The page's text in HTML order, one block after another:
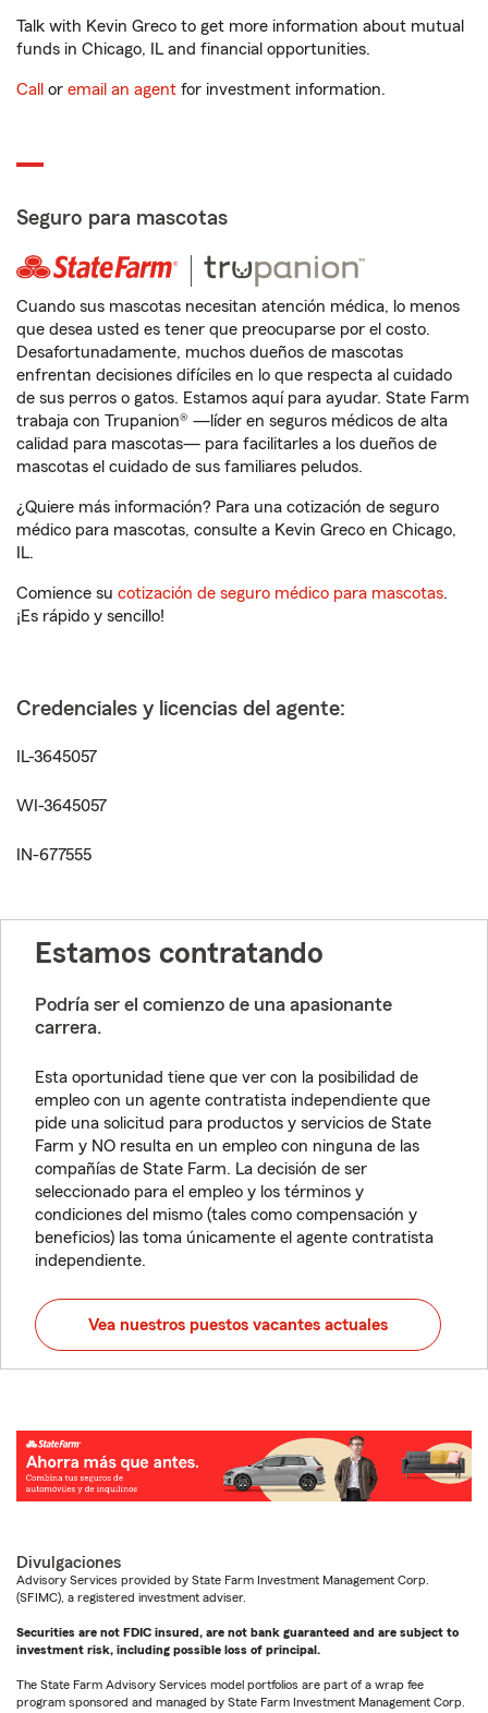
Talk with Kevin Greco to get more information about mutual
funds in Chicago, IL and financial opportunities.
Call or email an agent for investment information.
Seguro para mascotas
Cuando sus mascotas necesitan atención médica, lo menos
que desea usted es tener que preocuparse por el costo.
Desafortunadamente, muchos dueños de mascotas
enfrentan decisiones difíciles en lo que respecta al cuidado
de sus perros o gatos. Estamos aquí para ayudar. State Farm
trabaja con Trupanion® —líder en seguros médicos de alta
calidad para mascotas— para facilitarles a los dueños de
mascotas el cuidado de sus familiares peludos.
¿Quiere más información? Para una cotización de seguro
médico para mascotas, consulte a Kevin Greco en Chicago,
IL.
Comience su cotización de seguro médico para mascotas.
¡Es rápido y sencillo!
Credenciales y licencias del agente:
IL-3645057
WI-3645057
IN-677555
Estamos contratando
Podría ser el comienzo de una apasionante
carrera.
Esta oportunidad tiene que ver con la posibilidad de
empleo con un agente contratista independiente que
pide una solicitud para productos y servicios de State
Farm y NO resulta en un empleo con ninguna de las
compañías de State Farm. La decisión de ser
seleccionado para el empleo y los términos y
condiciones del mismo (tales como compensación y
beneficios) las toma únicamente el agente contratista
independiente.
Vea nuestros puestos vacantes actuales
Divulgaciones
Advisory Services provided by State Farm Investment Management Corp.
(SFIMC), a registered investment adviser.
Securities are not FDIC insured, are not bank guaranteed and are subject to
investment risk, including possible loss of principal.
The State Farm Advisory Services model portfolios are part of a wrap fee
program sponsored and managed by State Farm Investment Management Corp.